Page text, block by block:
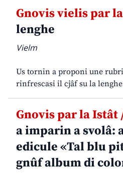
Gnovis vielis par
lenghe
Vielm
Us tornin a proponi une
rinfrescasi il cjâf su la
Gnovis par la Istât
a imparin a svolâ:
edicule «Tal blu
gnûf album di